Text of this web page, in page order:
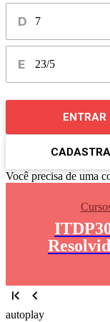
7
23/5
ENTRAR
Você precisa de uma
autoplay